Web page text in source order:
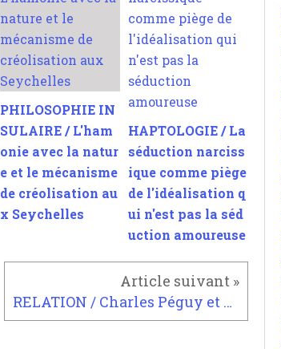
PHILOSOPHIE IN
SULAIRE / L'ham
onie avec la natur
e et le mécanisme
de créolisation au
x Seychelles
HAPTOLOGIE / La
séduction narciss
ique comme piège
de l'idéalisation q
ui n'est pas la séd
uction amoureuse
RELATION / Charles Péguy et Lucien Herr